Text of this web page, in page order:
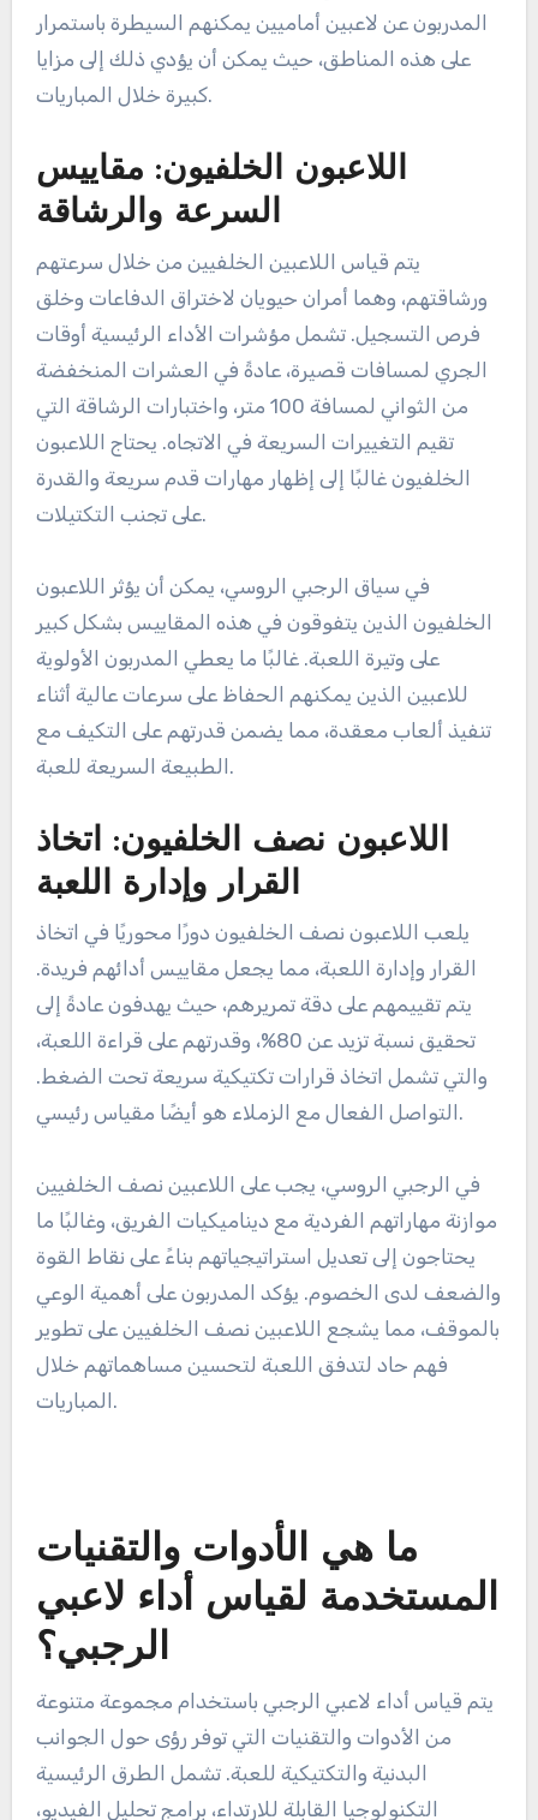
الركلات الجانبية والانخراط في الركلات الثابتة أمر حاسم
للحفاظ على الاستحواذ.
أيضًا على مساهماتهم في الركلات والكرات، حيث يمكن
أن تحدد القوة والتقنية نتيجة اللعب. غالبًا ما يبحث
المدربون عن لاعبين أماميين يمكنهم السيطرة باستمرار
على هذه المناطق، حيث يمكن أن يؤدي ذلك إلى مزايا
كبيرة خلال المباريات.
اللاعبون الخلفيون: مقاييس
السرعة والرشاقة
يتم قياس اللاعبين الخلفيين من خلال سرعتهم
ورشاقتهم، وهما أمران حيويان لاختراق الدفاعات وخلق
الجري لمسافات قصيرة، عادةً في العشرات المنخفضة
من الثواني لمسافة 100 متر، واختبارات الرشاقة التي
تقيم التغييرات السريعة في الاتجاه. يحتاج اللاعبون
الخلفيون غالبًا إلى إظهار مهارات قدم سريعة والقدرة
الخلفيون الذين يتفوقون في هذه المقاييس بشكل كبير
على وتيرة اللعبة. غالبًا ما يعطي المدربون الأولوية
للاعبين الذين يمكنهم الحفاظ على سرعات عالية أثناء
تنفيذ ألعاب معقدة، مما يضمن قدرتهم على التكيف مع
الطبيعة السريعة للعبة.
اللاعبون نصف الخلفيون: اتخاذ
القرار وإدارة اللعبة
القرار وإدارة اللعبة، مما يجعل مقاييس أدائهم فريدة.
يتم تقييمهم على دقة تمريرهم، حيث يهدفون عادةً إلى
تحقيق نسبة تزيد عن 80%، وقدرتهم على قراءة اللعبة،
والتي تشمل اتخاذ قرارات تكتيكية سريعة تحت الضغط.
في الرجبي الروسي، يجب على اللاعبين نصف الخلفيين
بالموقف، مما يشجع اللاعبين نصف الخلفيين على تطوير
فهم حاد لتدفق اللعبة لتحسين مساهماتهم خلال
المباريات.
ما هي الأدوات والتقنيات
المستخدمة لقياس أداء لاعبي